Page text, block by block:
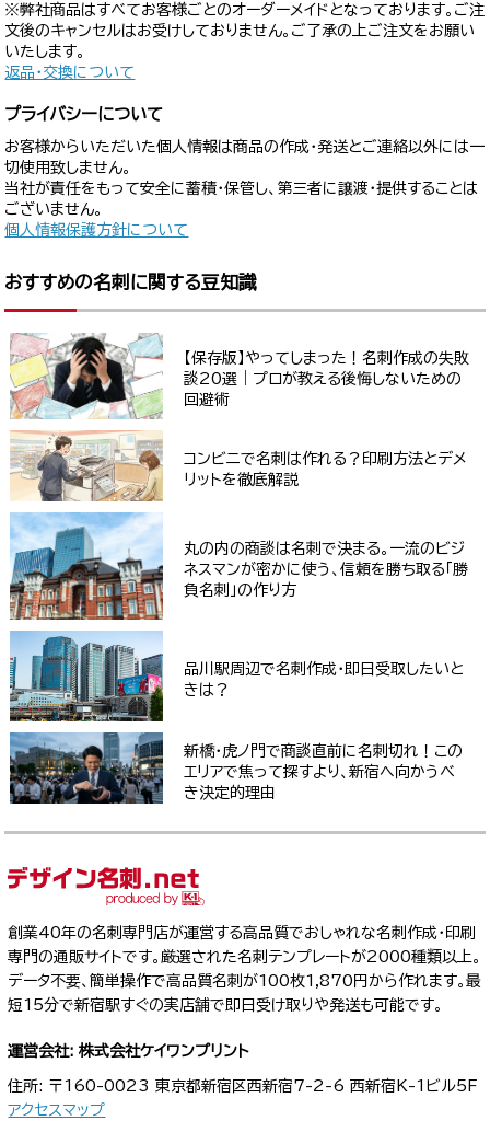
※弊社商品はすべてお客様ごとのオーダーメイドとなっております。ご注
文後のキャンセルはお受けしておりません。ご了承の上ご注文をお願い
いたします。
返品・交換について
プライバシーについて
お客様からいただいた個人情報は商品の作成・発送とご連絡以外には一
切使用致しません。
当社が責任をもって安全に蓄積・保管し、第三者に譲渡・提供することは
ございません。
個人情報保護方針について
おすすめの名刺に関する豆知識
【保存版】やってしまった！名刺作成の失敗
談20選｜プロが教える後悔しないための
回避術
コンビニで名刺は作れる？印刷方法とデメ
リットを徹底解説
丸の内の商談は名刺で決まる。一流のビジ
ネスマンが密かに使う、信頼を勝ち取る「勝
負名刺」の作り方
品川駅周辺で名刺作成・即日受取したいと
きは？
新橋・虎ノ門で商談直前に名刺切れ！この
エリアで焦って探すより、新宿へ向かうべ
き決定的理由
創業40年の名刺専門店が運営する高品質でおしゃれな名刺作成・印刷
専門の通販サイトです。厳選された名刺テンプレートが2000種類以上。
データ不要、簡単操作で高品質名刺が100枚1,870円から作れます。最
短15分で新宿駅すぐの実店舗で即日受け取りや発送も可能です。
運営会社: 株式会社ケイワンプリント
住所: 〒160-0023 東京都新宿区西新宿7-2-6 西新宿K-1ビル5F
アクセスマップ